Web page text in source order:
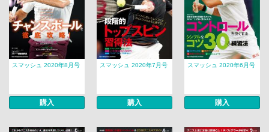
スマッシュ 2020年8月号
購入
スマッシュ 2020年7月号
購入
スマッシュ 2020年6月号
購入